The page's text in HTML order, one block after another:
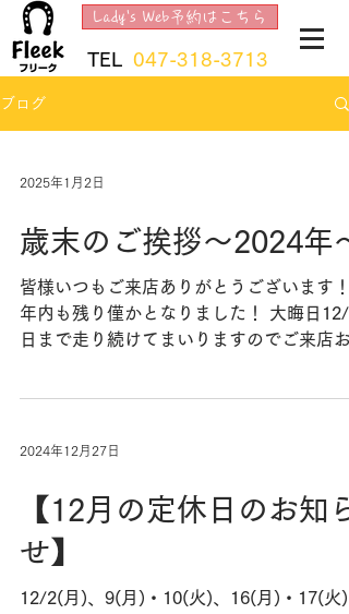
TEL 047-318-3713
Lady's Web予約はこちら
ブログ
2025年1月2日
歳末のご挨拶～2024年～
皆様いつもご来店ありがとうございます！
年内も残り僅かとなりました！ 大晦日12/
日まで走り続けてまいりますのでご来店お
おります。...
2024年12月27日
【12月の定休日のお知ら
せ】
12/2(月)、9(月)・10(火)、16(月)・17(火)